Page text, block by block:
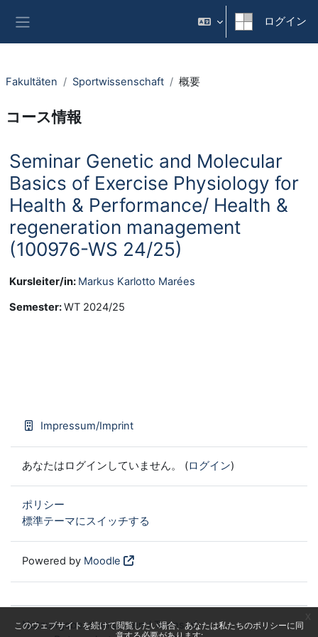
このウェブサイトを続けて閲覧したい場合、あなたは私たちのポリシーに同
ログイン
Fakultäten Sportwissenschaft 概要
コース情報
Seminar Genetic and Molecular
Basics of Exercise Physiology for
Health & Performance/ Health &
regeneration management
(100976-WS 24/25)
Kursleiter/in: Markus Karlotto Marées
Semester:WT 2024/25
Impressum/Imprint
あなたはログインしていません。 (ログイン)
ポリシー
標準テーマにスイッチする
Powered by Moodle
Nutzungsbestimmungen / Terms of